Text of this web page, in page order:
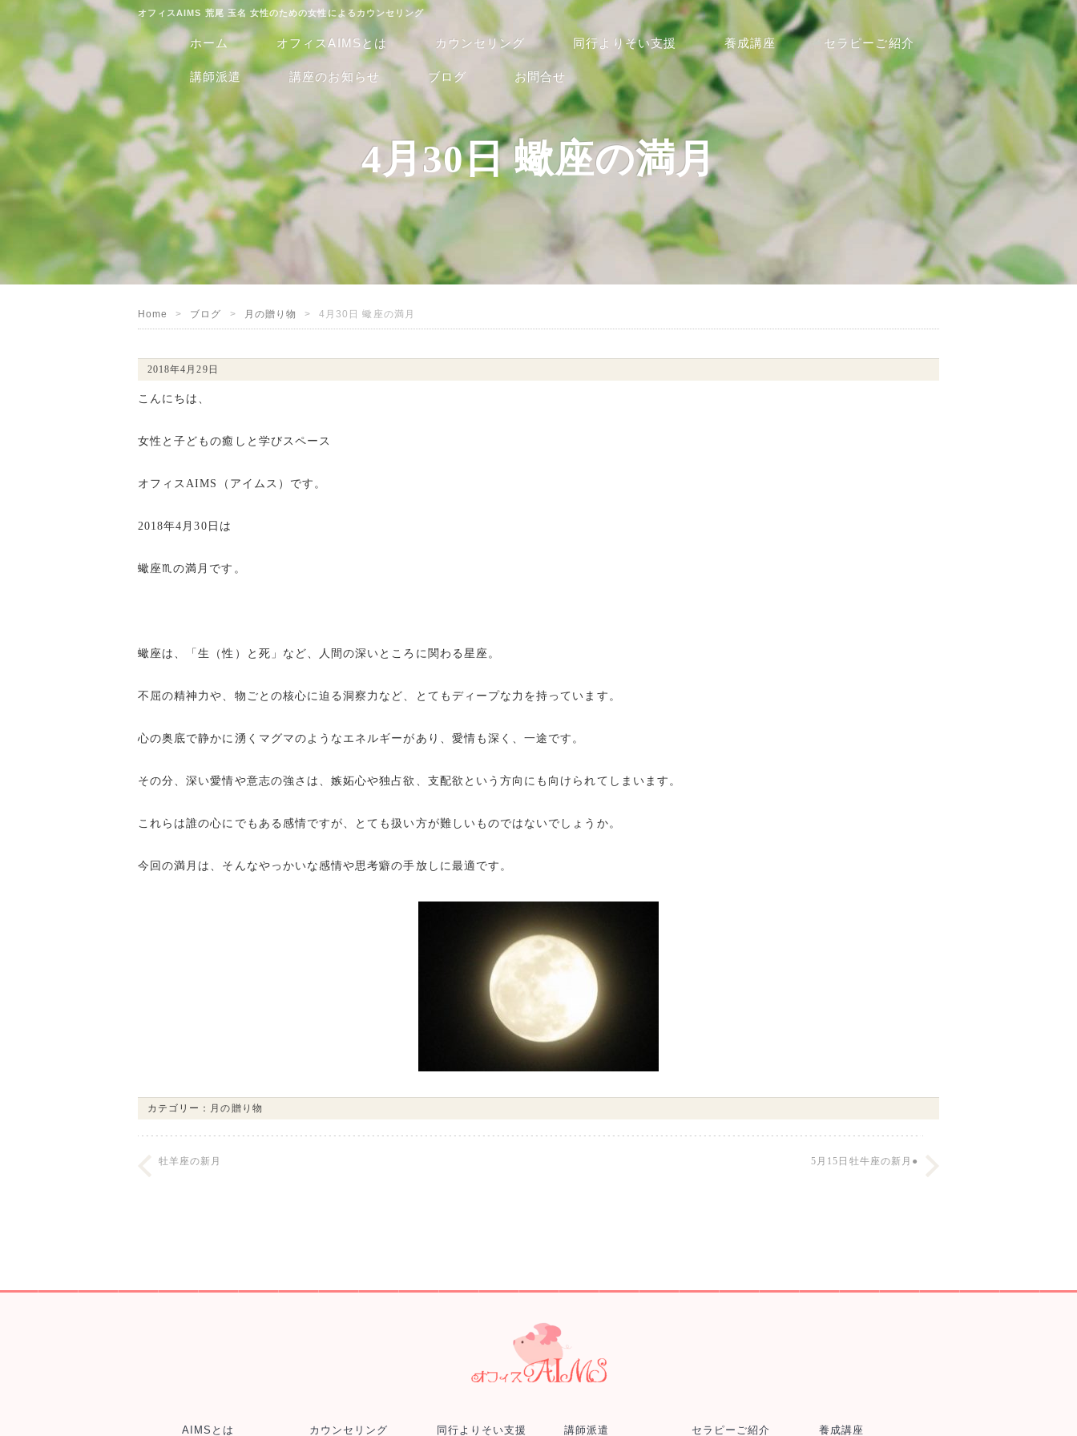
オフィスAIMS 荒尾 玉名 女性のための女性によるカウンセリング
ホーム オフィスAIMSとは カウンセリング 同行よりそい支援 養成講座 セラピーご紹介
講師派遣 講座のお知らせ ブログ お問合せ
Home ブログ 月の贈り物 4月30日 蠍座の満月
4月30日 蠍座の満月
2018年4月29日
こんにちは、
女性と子どもの癒しと学びスペース
オフィスAIMS（アイムス）です。
2018年4月30日は
蠍座♏️の満月です。
蠍座は、「生（性）と死」など、人間の深いところに関わる星座。
不屈の精神力や、物ごとの核心に迫る洞察力など、とてもディープな力を持っています。
心の奥底で静かに湧くマグマのようなエネルギーがあり、愛情も深く、一途です。
その分、深い愛情や意志の強さは、嫉妬心や独占欲、支配欲という方向にも向けられてしまいます。
これらは誰の心にでもある感情ですが、とても扱い方が難しいものではないでしょうか。
今回の満月は、そんなやっかいな感情や思考癖の手放しに最適です。
カテゴリー： 月の贈り物
牡羊座の新月 5月15日牡牛座の新月●
AIMSとは カウンセリング 同行よりそい支援 講師派遣 セラピーご紹介 養成講座